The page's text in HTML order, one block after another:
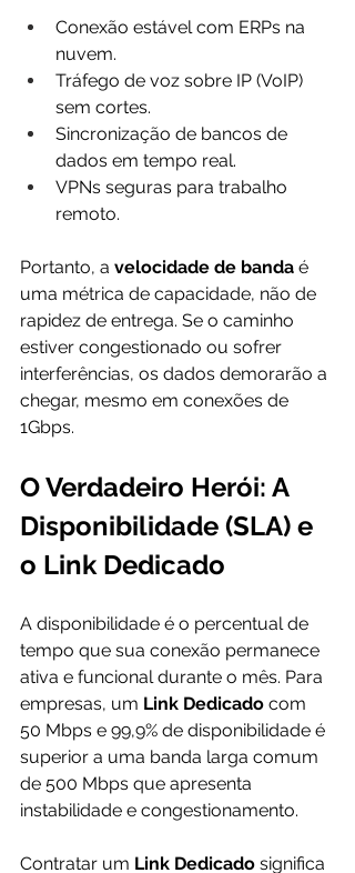
Conexão estável com ERPs na
nuvem.
Tráfego de voz sobre IP (VoIP)
sem cortes.
Sincronização de bancos de
dados em tempo real.
VPNs seguras para trabalho
remoto.
Portanto, a velocidade de banda é
uma métrica de capacidade, não de
rapidez de entrega. Se o caminho
estiver congestionado ou sofrer
interferências, os dados demorarão a
chegar, mesmo em conexões de
1Gbps.
O Verdadeiro Herói: A
Disponibilidade (SLA) e
o Link Dedicado
A disponibilidade é o percentual de
tempo que sua conexão permanece
ativa e funcional durante o mês. Para
empresas, um Link Dedicado com
50 Mbps e 99,9% de disponibilidade é
superior a uma banda larga comum
de 500 Mbps que apresenta
instabilidade e congestionamento.
Contratar um Link Dedicado significa